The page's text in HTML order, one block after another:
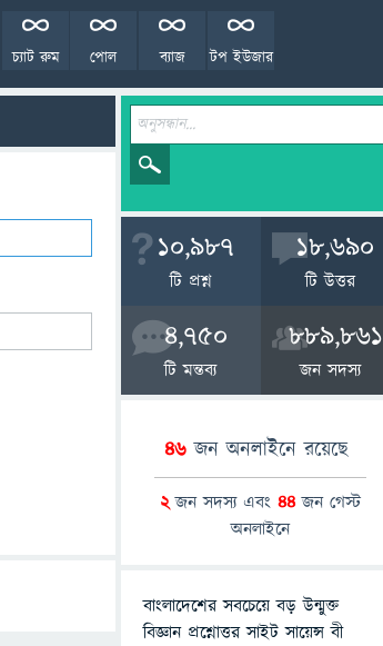
টপ ইউজার
ব্যাজ
পোল
চ্যাট রুম
10,987
টি প্রশ্ন
18,690
টি উত্তর
4,750
টি মন্তব্য
889,861
জন সদস্য
46জন অনলাইনে রয়েছে
2জন সদস্য এবং 44 জন গেস্ট
অনলাইনে
বাংলাদেশের সবচেয়ে বড় উন্মুক্ত
বিজ্ঞান প্রশ্নোত্তর সাইট সায়েন্স বী